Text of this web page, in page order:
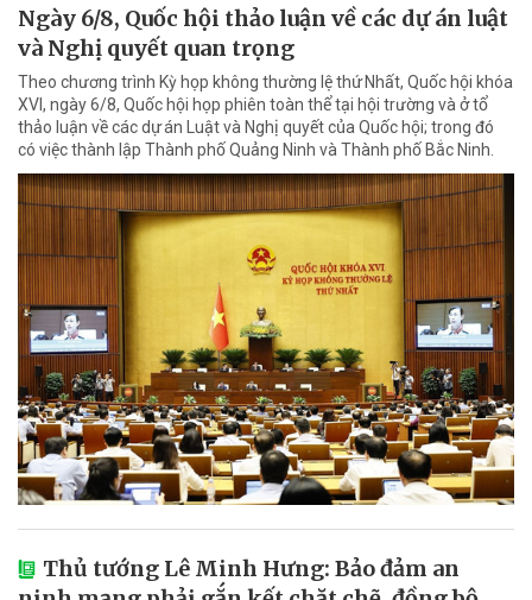
Ngày 6/8, Quốc hội thảo luận về các dự án luật
và Nghị quyết quan trọng
Theo chương trình Kỳ họp không thường lệ thứ Nhất, Quốc hội khóa
XVI, ngày 6/8, Quốc hội họp phiên toàn thể tại hội trường và ở tổ
thảo luận về các dự án Luật và Nghị quyết của Quốc hội; trong đó
có việc thành lập Thành phố Quảng Ninh và Thành phố Bắc Ninh.
Thủ tướng Lê Minh Hưng: Bảo đảm an